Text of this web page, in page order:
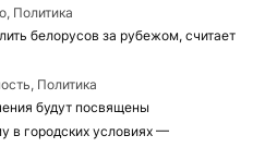
Политика
белорусов за рубежом, считает
Политика
будут посвящены
в городских условиях —